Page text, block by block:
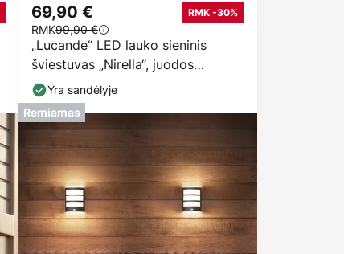
„Lucande“ LED lauko sieninis
šviestuvas „Nirella“, juodos
spalvos, CCT, su
69,90 € RMK -30%
RMK99,90 €
Yra sandėlyje
Remiamas